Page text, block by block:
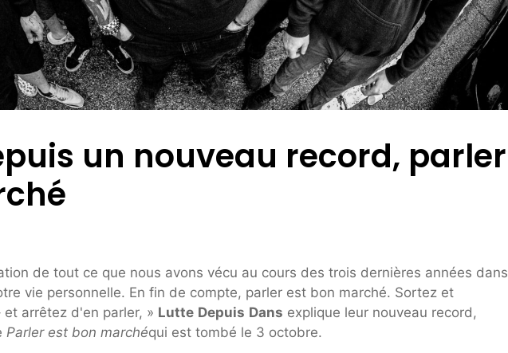
un nouveau record, parler
de tout ce que nous avons vécu au cours des trois dernières années dans
vie personnelle. En fin de compte, parler est bon marché. Sortez et
arrêtez d'en parler, » Lutte Depuis Dans explique leur nouveau record,
Parler est bon marchéqui est tombé le 3 octobre.